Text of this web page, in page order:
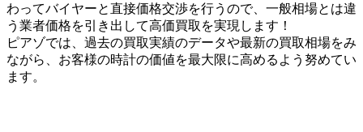
わってバイヤーと直接価格交渉を行うので、一般相場とは違
う業者価格を引き出して高価買取を実現します！
ピアゾでは、過去の買取実績のデータや最新の買取相場をみ
ながら、お客様の時計の価値を最大限に高めるよう努めてい
ます。